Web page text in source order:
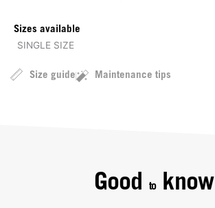
Sizes available
SINGLE SIZE
Size guide Maintenance tips
Good toknow